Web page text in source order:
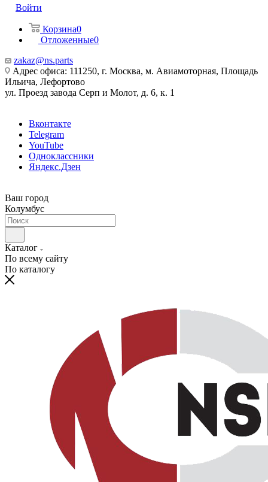
Войти
Корзина0
Отложенные0
zakaz@ns.parts
Адрес офиса: 111250, г. Москва, м. Авиамоторная, Площадь
Ильича, Лефортово
ул. Проезд завода Серп и Молот, д. 6, к. 1
Вконтакте
Telegram
YouTube
Одноклассники
Яндекс.Дзен
Ваш город
Колумбус
Каталог
По всему сайту
По каталогу